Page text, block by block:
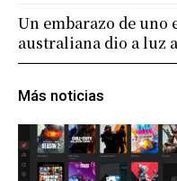
Más noticias
Un embarazo de uno
australiana dio a luz